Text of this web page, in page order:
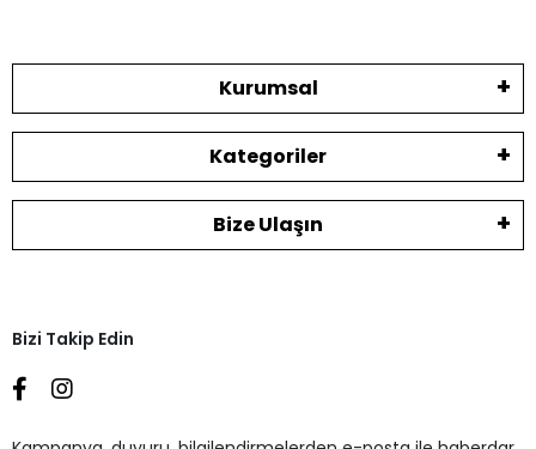
Kurumsal
Kategoriler
Bize Ulaşın
Bizi Takip Edin